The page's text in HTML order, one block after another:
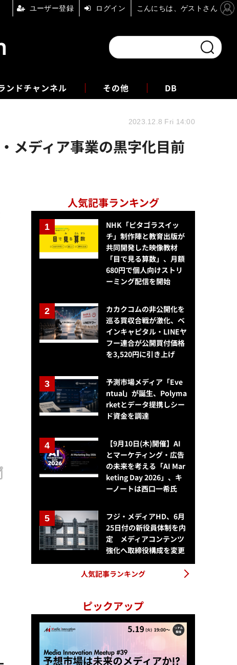
ンドチャンネル
フォーエム その他 DB
メディア事業の黒字化目前
2023.12.8 Fri 14:00
【メディア企業徹底考察 #137】サイバーエージェントの虎の子・メデ
人気記事ランキング
NHK「ピタゴラスイッ
チ」制作陣と教育出版が
共同開発した映像教材
「目で見る算数」、月額
680円で個人向けストリ
ーミング配信を開始
カカクコムの非公開化を
巡る買収合戦が激化、ベ
インキャピタル・LINEヤ
フー連合が公開買付価格
を3,520円に引き上げ
予測市場メディア「Eve
ntual」が誕生、Polyma
rketとデータ提携しシー
ド資金を調達
【9月10日(木)開催】AI
とマーケティング・広告
の未来を考える「AI Mar
keting Day 2026」、キ
ーノートは西口一希氏
フジ・メディアHD、6月
25日付の新役員体制を内
定 メディアコンテンツ
強化へ取締役構成を変更
人気記事ランキング
ピックアップ
ユーザー登録 ログイン こんにちは、ゲストさん